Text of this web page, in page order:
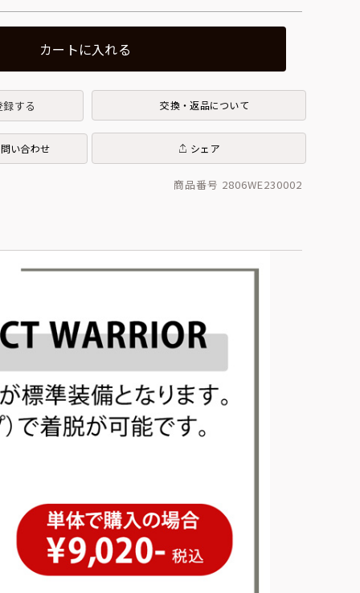
カートに入れる
する 交換・返品について
い合わせ シェア
商品番号 2806WE230002